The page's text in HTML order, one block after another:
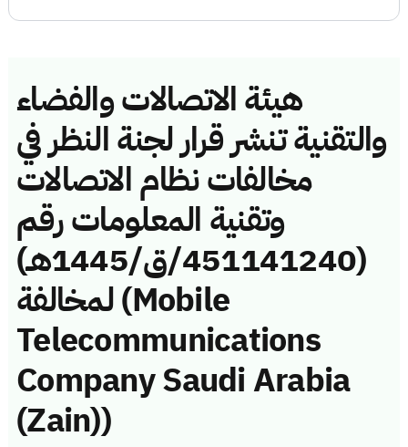
هيئة الاتصالات والفضاء
والتقنية تنشر قرار لجنة النظر في
مخالفات نظام الاتصالات
وتقنية المعلومات رقم
(451141240/ق/1445هـ)
لمخالفة (Mobile
Telecommunications
Company Saudi Arabia
(Zain))